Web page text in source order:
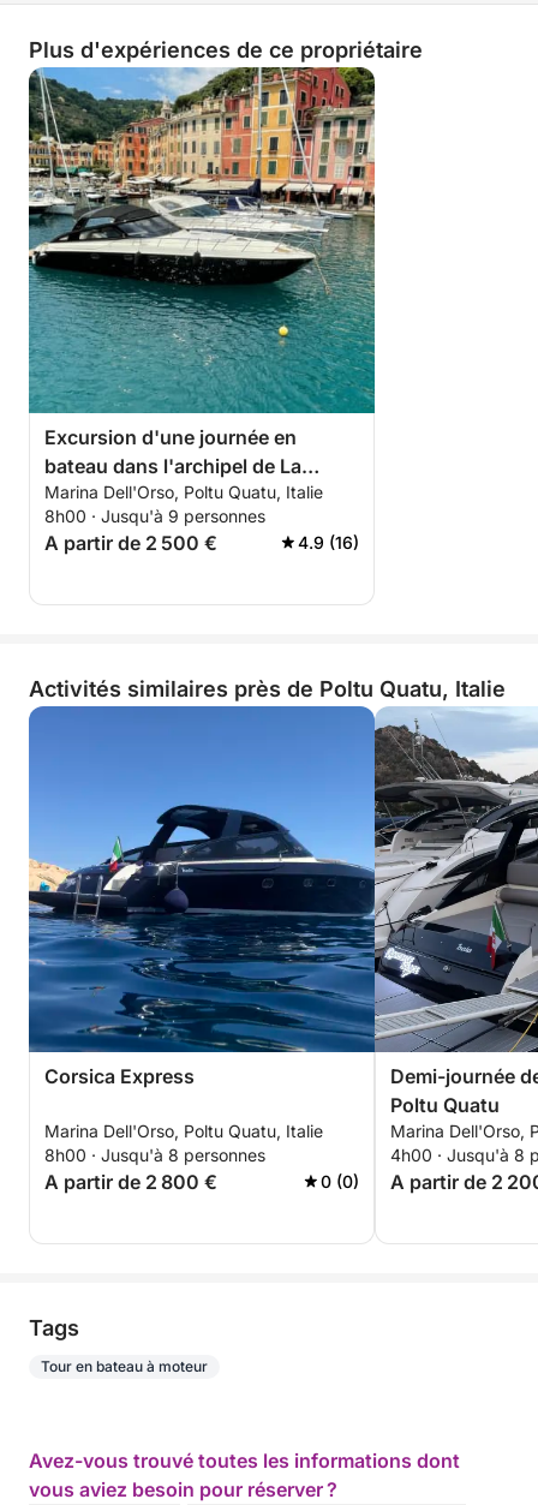
Plus d'expériences de ce propriétaire
Excursion d'une journée en
bateau dans l'archipel de La
Maddalena
Marina Dell'Orso, Poltu Quatu, Italie
8h00 · Jusqu'à 9 personnes
A partir de 2 500 € 4.9 (16)
Activités similaires près de Poltu Quatu, Italie
Corsica Express
Marina Dell'Orso, Poltu Quatu, Italie
8h00 · Jusqu'à 8 personnes
A partir de 2 800 € 0 (0)
Demi-journée
Poltu Quatu
Marina Dell'Orso,
4h00 · Jusqu'à 8
A partir de 2
Tags
Tour en bateau à moteur
Avez-vous trouvé toutes les informations dont
vous aviez besoin pour réserver ?